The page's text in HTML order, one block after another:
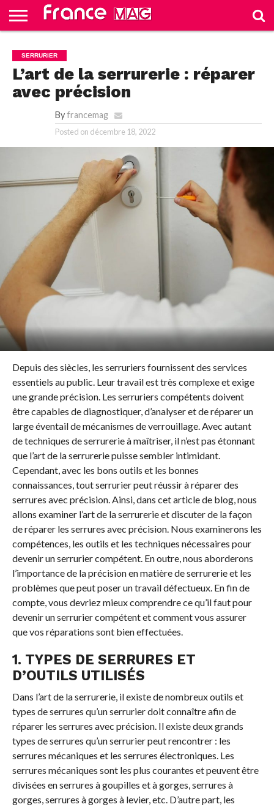
FROM
FRANCE
HOME
TEST
SLIDE
SERRURIER
L’art de la serrurerie : réparer
avec précision
By francemag
Posted on décembre 18, 2022
Depuis des siècles, les serruriers fournissent des services
essentiels au public. Leur travail est très complexe et exige
une grande précision. Les serruriers compétents doivent
être capables de diagnostiquer, d’analyser et de réparer un
large éventail de mécanismes de verrouillage. Avec autant
de techniques de serrurerie à maîtriser, il n’est pas étonnant
que l’art de la serrurerie puisse sembler intimidant.
Cependant, avec les bons outils et les bonnes
connaissances, tout serrurier peut réussir à réparer des
serrures avec précision. Ainsi, dans cet article de blog, nous
allons examiner l’art de la serrurerie et discuter de la façon
de réparer les serrures avec précision. Nous examinerons les
compétences, les outils et les techniques nécessaires pour
devenir un serrurier compétent. En outre, nous aborderons
l’importance de la précision en matière de serrurerie et les
problèmes que peut poser un travail défectueux. En fin de
compte, vous devriez mieux comprendre ce qu’il faut pour
devenir un serrurier compétent et comment vous assurer
que vos réparations sont bien effectuées.
1. TYPES DE SERRURES ET
D’OUTILS UTILISÉS
Dans l’art de la serrurerie, il existe de nombreux outils et
types de serrures qu’un serrurier doit connaître afin de
réparer les serrures avec précision. Il existe deux grands
types de serrures qu’un serrurier peut rencontrer : les
serrures mécaniques et les serrures électroniques. Les
serrures mécaniques sont les plus courantes et peuvent être
divisées en serrures à goupilles et à gorges, serrures à
gorges, serrures à gorges à levier, etc. D’autre part, les